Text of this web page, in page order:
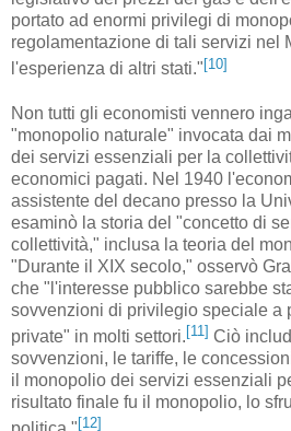
portato ad enormi privilegi di
regolamentazione di tali servizi nel
l'esperienza di altri stati."[10]
Non tutti gli economisti vennero
"monopolio naturale" invocata dai
dei servizi essenziali per la
economici pagati. Nel 1940
assistente del decano presso la
esaminò la storia del "concetto di
collettività," inclusa la teoria del
"Durante il XIX secolo," osservò
che "l'interesse pubblico sarebbe
sovvenzioni di privilegio speciale a
private" in molti settori.[11] Ciò
sovvenzioni, le tariffe, le
il monopolio dei servizi essenziali
risultato finale fu il monopolio, lo
[12]